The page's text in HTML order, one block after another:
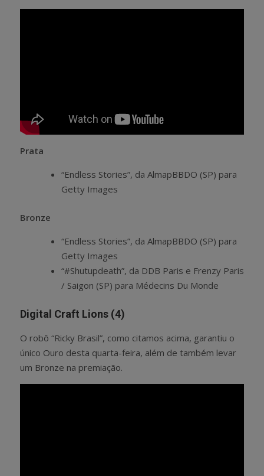
Prata
“Endless Stories”, da AlmapBBDO (SP) para
Getty Images
Bronze
“Endless Stories”, da AlmapBBDO (SP) para
Getty Images
“#Shutupdeath”, da DDB Paris e Frenzy Paris
/ Saigon (SP) para Médecins Du Monde
Digital Craft Lions (4)
O robô “Ricky Brasil”, como citamos acima, garantiu o
único Ouro desta quarta-feira, além de também levar
um Bronze na premiação.